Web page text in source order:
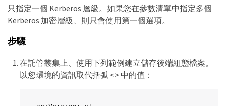
只指定一個 Kerberos 層級。如果您在參數清單中指定多個
Kerberos 加密層級、則只會使用第一個選項。
步驟
在託管叢集上、使用下列範例建立儲存後端組態檔案。
以您環境的資訊取代括弧 <> 中的值：